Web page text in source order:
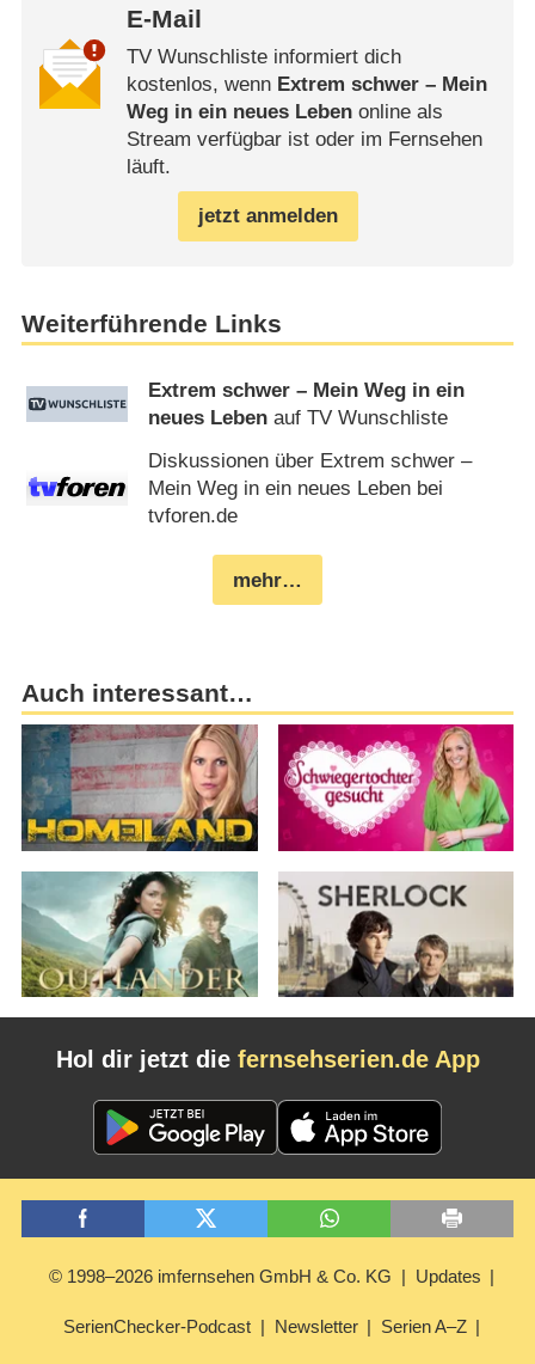
E-Mail
TV Wunschliste informiert dich
kostenlos, wenn Extrem schwer – Mein
Weg in ein neues Lebenonline als
Stream verfügbar ist oder im Fernsehen
läuft.
jetzt anmelden
Weiterführende Links
Extrem schwer – Mein Weg in ein
neues Leben auf TV Wunschliste
Diskussionen über Extrem schwer –
Mein Weg in ein neues Leben bei
tvforen.de
mehr…
Auch interessant…
Hol dir jetzt die fernsehserien.de App
© 1998–2026 imfernsehen GmbH & Co. KG Updates
SerienChecker-Podcast Newsletter Serien A–Z